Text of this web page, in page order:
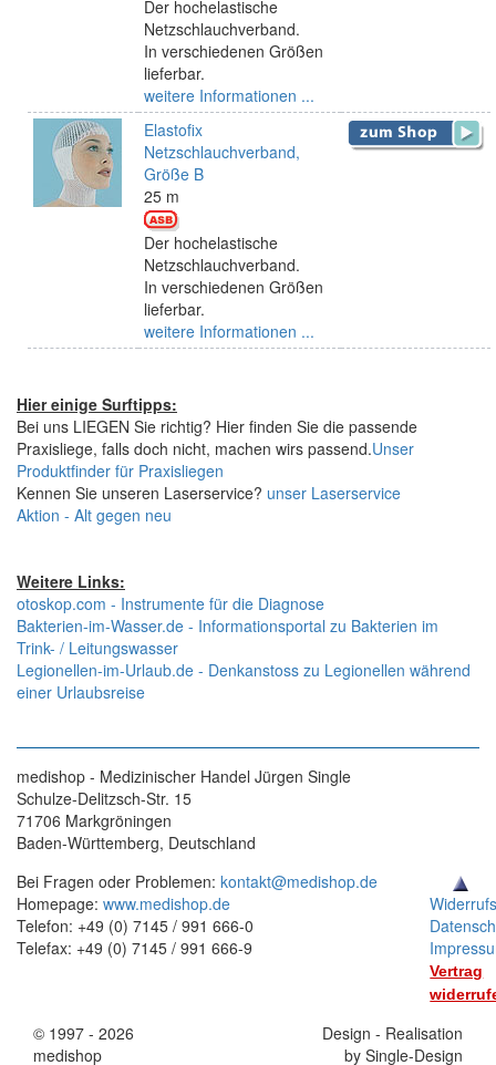
Der hochelastische
Netzschlauchverband.
In verschiedenen Größen
lieferbar.
weitere Informationen ...
Elastofix
Netzschlauchverband,
Größe B
25 m
Der hochelastische
Netzschlauchverband.
In verschiedenen Größen
lieferbar.
weitere Informationen ...
Hier einige Surftipps:
Bei uns LIEGEN Sie richtig? Hier finden Sie die passende
Praxisliege, falls doch nicht, machen wirs passend.Unser
Produktfinder für Praxisliegen
Kennen Sie unseren Laserservice? unser Laserservice
Aktion - Alt gegen neu
Weitere Links:
otoskop.com - Instrumente für die Diagnose
Bakterien-im-Wasser.de - Informationsportal zu Bakterien im
Trink- / Leitungswasser
Legionellen-im-Urlaub.de - Denkanstoss zu Legionellen während
einer Urlaubsreise
medishop - Medizinischer Handel Jürgen Single
Schulze-Delitzsch-Str. 15
71706 Markgröningen
Baden-Württemberg, Deutschland
Bei Fragen oder Problemen: kontakt@medishop.de
Homepage: www.medishop.de
Telefon: +49 (0) 7145 / 991 666-0
Telefax: +49 (0) 7145 / 991 666-9
Vertrag
© 1997 - 2026
medishop
Design - Realisation
by Single-Design